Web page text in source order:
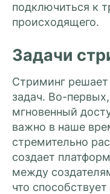
подключиться к
происходящего.
Задачи
Стриминг
задач. Во-
мгновенный
важно в наше
стремительно
создает
между
что